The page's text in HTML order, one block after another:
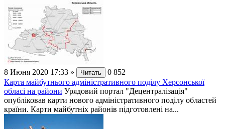
8 Июня 2020 17:33 » Читать 0 852
Карта майбутнього адміністративного поділу Херсонської
обласі на райони Урядовий портал "Децентралізація"
опубліковав карти нового адміністративного поділу областей
країни. Карти майбутніх районів підготовлені на...